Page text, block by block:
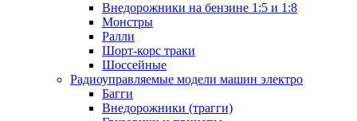
Внедорожники на бензине 1:5 и 1:8
Монстры
Ралли
Шорт-корс траки
Шоссейные
Радиоуправляемые модели машин электро
Багги
Внедорожники (трагги)